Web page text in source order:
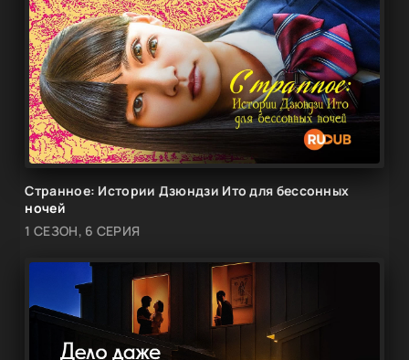
Странное: Истории Дзюндзи Ито для бессонных
ночей
1 СЕЗОН, 6 СЕРИЯ